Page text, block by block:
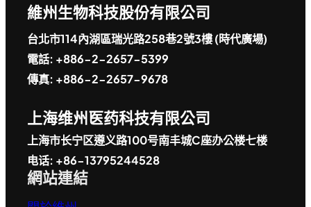
維州生物科技股份有限公司
台北市114內湖區瑞光路258巷2號3樓 (時代廣場)
電話: +886-2-2657-5399
傳真: +886-2-2657-9678
上海维州医药科技有限公司
上海市长宁区遵义路100号南丰城C座办公楼七楼
电话: +86-13795244528
網站連結